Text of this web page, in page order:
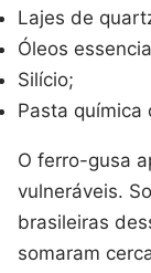
Lajes de
Óleos
Silício;
Pasta química
O ferro-gusa
vulneráveis.
brasileiras
somaram